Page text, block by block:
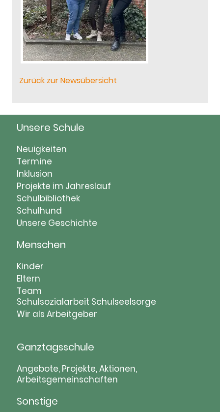
Zurück zur Newsübersicht
Unsere Schule
Navigation
überspringen
Neuigkeiten
Termine
Inklusion
Projekte im Jahreslauf
Schulbibliothek
Schulhund
Unsere Geschichte
Menschen
Navigation
überspringen
Kinder
Eltern
Team
Schulsozialarbeit Schulseelsorge
Wir als Arbeitgeber
Ganztagsschule
Navigation
überspringen
Angebote, Projekte, Aktionen,
Arbeitsgemeinschaften
Sonstige